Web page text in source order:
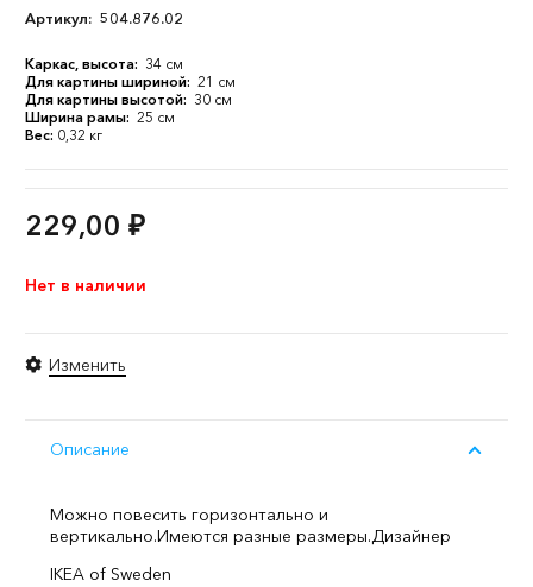
Артикул: 504.876.02
Каркас, высота: 34 см
Для картины шириной: 21 см
Для картины высотой: 30 см
Ширина рамы: 25 см
Вес: 0,32 кг
229,00 ₽
Нет в наличии
Изменить
Описание
Можно повесить горизонтально и
вертикально.Имеются разные размеры.Дизайнер
IKEA of Sweden